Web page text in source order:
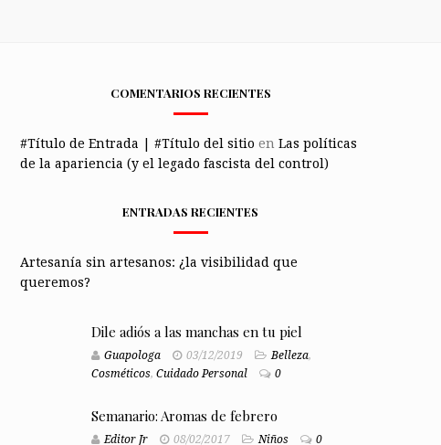
COMENTARIOS RECIENTES
#Título de Entrada | #Título del sitio en Las políticas
de la apariencia (y el legado fascista del control)
ENTRADAS RECIENTES
Artesanía sin artesanos: ¿la visibilidad que
queremos?
Dile adiós a las manchas en tu piel
Guapologa 03/12/2019 Belleza,
Cosméticos, Cuidado Personal 0
Semanario: Aromas de febrero
Editor Jr 08/02/2017 Niños 0